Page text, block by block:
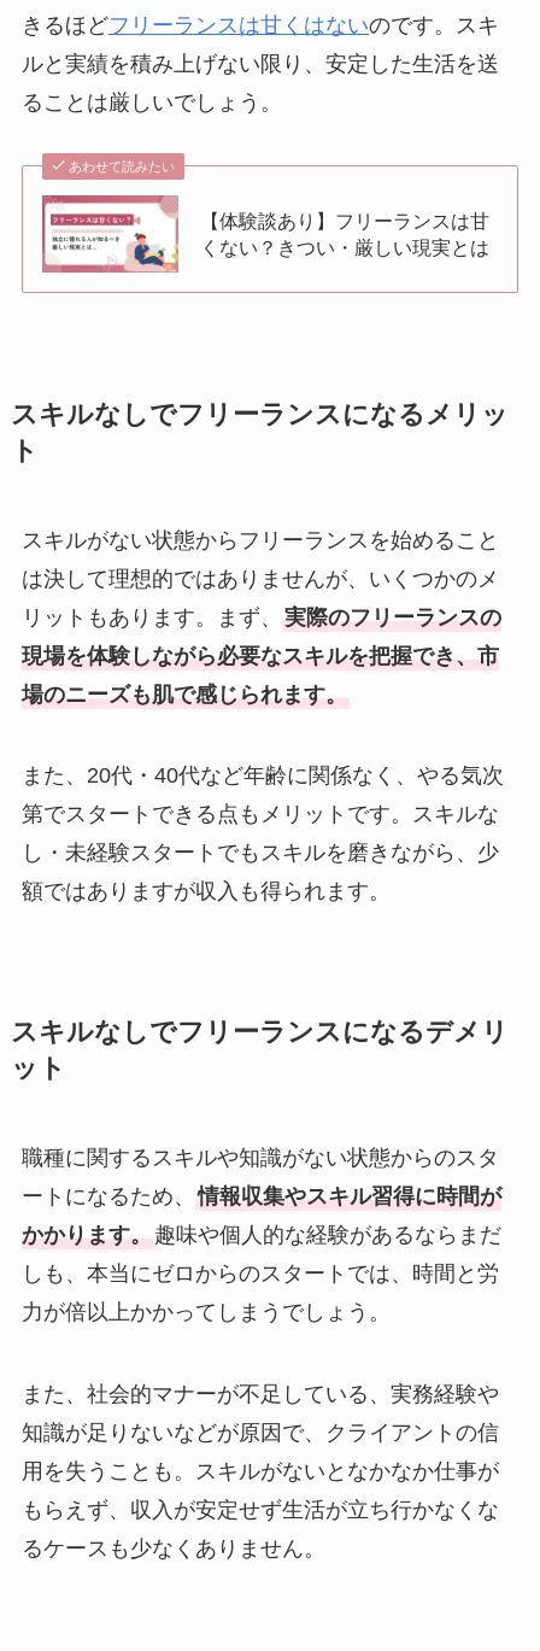
きるほどフリーランスは甘くはないのです。スキ
ルと実績を積み上げない限り、安定した生活を送
ることは厳しいでしょう。
あわせて読みたい
【体験談あり】フリーランスは甘
くない？きつい・厳しい現実とは
スキルなしでフリーランスになるメリッ
ト
スキルがない状態からフリーランスを始めること
は決して理想的ではありませんが、いくつかのメ
リットもあります。まず、 実際のフリーランスの
現場を体験しながら必要なスキルを把握でき、市
場のニーズも肌で感じられます。
また、20代・40代など年齢に関係なく、やる気次
第でスタートできる点もメリットです。スキルな
し・未経験スタートでもスキルを磨きながら、少
額ではありますが収入も得られます。
スキルなしでフリーランスになるデメリ
ット
職種に関するスキルや知識がない状態からのスタ
ートになるため、 情報収集やスキル習得に時間が
かかります。趣味や個人的な経験があるならまだ
しも、本当にゼロからのスタートでは、時間と労
力が倍以上かかってしまうでしょう。
また、社会的マナーが不足している、実務経験や
知識が足りないなどが原因で、クライアントの信
用を失うことも。スキルがないとなかなか仕事が
もらえず、収入が安定せず生活が立ち行かなくな
るケースも少なくありません。